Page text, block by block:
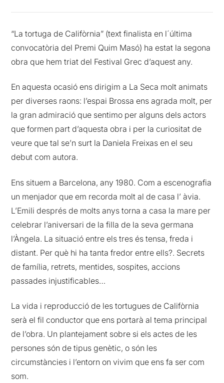
“La tortuga de Califòrnia” (text finalista en l´última
convocatòria del Premi Quim Masó) ha estat la segona
obra que hem triat del Festival Grec d’aquest any.
En aquesta ocasió ens dirigim a La Seca molt animats
per diverses raons: l’espai Brossa ens agrada molt, per
la gran admiració que sentimo per alguns dels actors
que formen part d’aquesta obra i per la curiositat de
veure que tal se’n surt la Daniela Freixas en el seu
debut com autora.
Ens situem a Barcelona, any 1980. Com a escenografia
un menjador que em recorda molt al de casa l’ àvia.
L’Emili després de molts anys torna a casa la mare per
celebrar l’aniversari de la filla de la seva germana
l’Àngela. La situació entre els tres és tensa, freda i
distant. Per què hi ha tanta fredor entre ells?. Secrets
de família, retrets, mentides, sospites, accions
passades injustificables…
La vida i reproducció de les tortugues de Califòrnia
serà el fil conductor que ens portarà al tema principal
de l’obra. Un plantejament sobre si els actes de les
persones són de tipus genètic, o són les
circumstàncies i l’entorn on vivim que ens fa ser com
som.